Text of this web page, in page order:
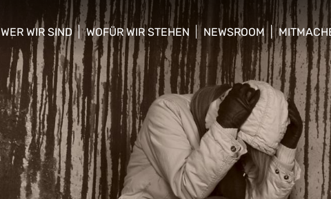
WER WIR SIND
show/hide sub menu
WOFÜR WIR STEHEN
show/hide sub menu
NEWSROOM
show/hide sub menu
show/